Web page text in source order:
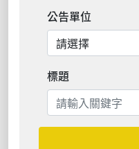
公告單位
標題
搜尋